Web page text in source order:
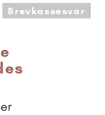
15+
Brevkassesvar